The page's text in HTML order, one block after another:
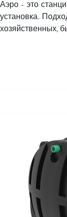
Аэро - это
установка..
хозяйственных,